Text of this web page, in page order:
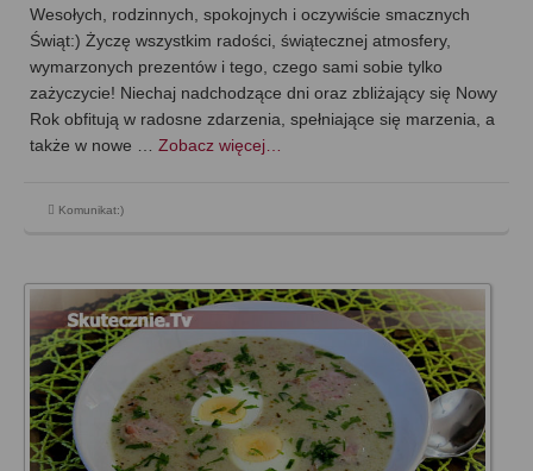
Wesołych, rodzinnych, spokojnych i oczywiście smacznych
Świąt:) Życzę wszystkim radości, świątecznej atmosfery,
wymarzonych prezentów i tego, czego sami sobie tylko
zażyczycie! Niechaj nadchodzące dni oraz zbliżający się Nowy
Rok obfitują w radosne zdarzenia, spełniające się marzenia, a
także w nowe … Zobacz więcej…
Komunikat:)